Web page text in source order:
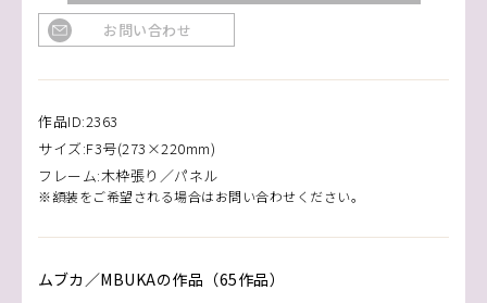
お問い合わせ
作品ID:2363
サイズ:F3号(273×220mm)
フレーム:木枠張り／パネル
※額装をご希望される場合はお問い合わせください。
ムブカ／MBUKAの作品（65作品）